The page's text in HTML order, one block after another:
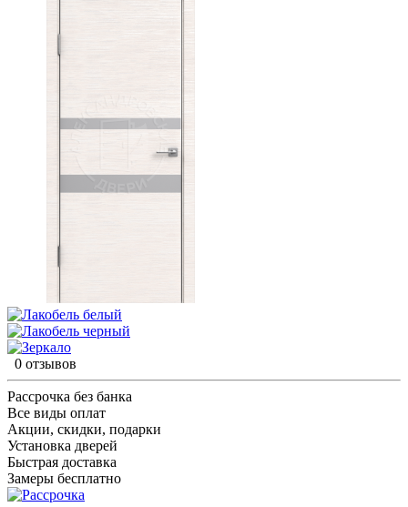
0 отзывов
Рассрочка без банка
Все виды оплат
Акции, скидки, подарки
Установка дверей
Быстрая доставка
Замеры бесплатно